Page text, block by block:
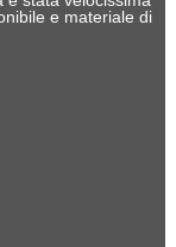
e materiale di